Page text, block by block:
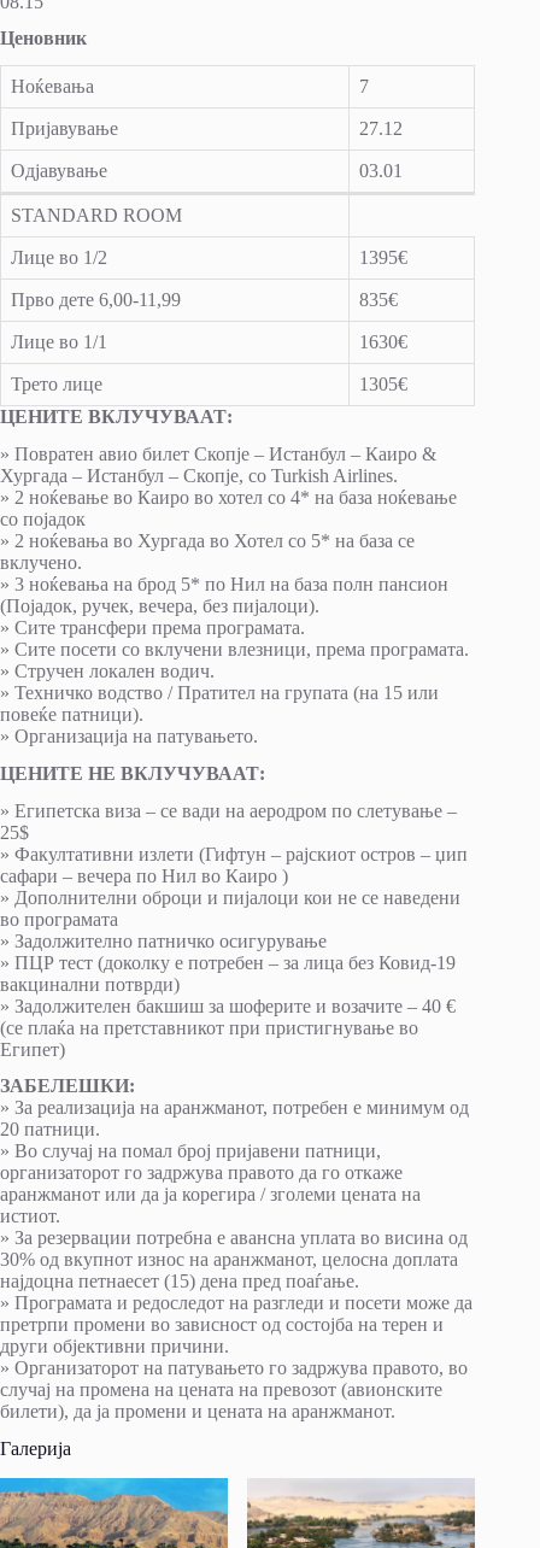
Ценовник
Ноќевања 7
Пријавување 27.12
Одјавување 03.01
STANDARD ROOM
Лице во 1/2 1395€
Прво дете 6,00-11,99 835€
Лице во 1/1 1630€
Трето лице
1305€
ЦЕНИТЕ ВКЛУЧУВААТ:
» Повратен авио билет Скопје – Истанбул – Каиро &
Хургада – Истанбул – Скопје, со Turkish Airlines.
» 2 ноќевање во Каиро во хотел со 4* на база ноќевање
со појадок
» 2 ноќевања во Хургада во Хотел со 5* на база се
вклучено.
» 3 ноќевања на брод 5* по Нил на база полн пансион
(Појадок, ручек, вечера, без пијалоци).
» Сите трансфери према програмата.
» Сите посети со вклучени влезници, према програмата.
» Стручен локален водич.
» Техничко водство / Пратител на групата (на 15 или
повеќе патници).
» Организација на патувањето.
ЦЕНИТЕ НЕ ВКЛУЧУВААТ:
» Египетска виза – се вади на аеродром по слетување –
25$
» Факултативни излети (Гифтун – рајскиот остров – џип
сафари – вечера по Нил во Каиро )
» Дополнителни оброци и пијалоци кои не се наведени
во програмата
» Задолжително патничко осигурување
» ПЦР тест (доколку е потребен – за лица без Ковид-19
вакцинални потврди)
» Задолжителен бакшиш за шоферите и возачите – 40 €
(се плаќа на претставникот при пристигнување во
Египет)
ЗАБЕЛЕШКИ:
» За реализација на аранжманот, потребен е минимум од
20 патници.
» Во случај на помал број пријавени патници,
организаторот го задржува правото да го откаже
аранжманот или да ја корегира / зголеми цената на
истиот.
» За резервации потребна е авансна уплата во висина од
30% од вкупнот износ на аранжманот, целосна доплата
најдоцна петнаесет (15) дена пред поаѓање.
» Програмата и редоследот на разгледи и посети може да
претрпи промени во зависност од состојба на терен и
други објективни причини.
» Организаторот на патувањето го задржува правото, во
случај на промена на цената на превозот (авионските
билети), да ја промени и цената на аранжманот.
Галерија